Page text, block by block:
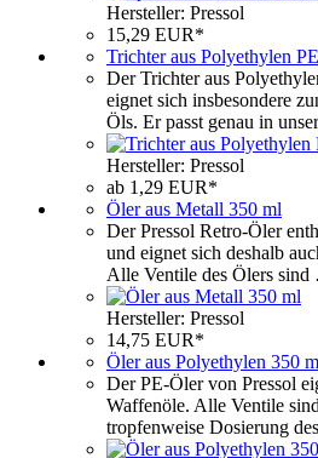
Hersteller: Pressol
15,29 EUR*
Trichter aus Polyethylen PE
Der Trichter aus
eignet sich insbesondere
Öls. Er passt genau in
Hersteller: Pressol
ab 1,29 EUR*
Öler aus Metall 350 ml
Der Pressol Retro-Öler
und eignet sich deshalb
Alle Ventile des Ölers
Hersteller: Pressol
14,75 EUR*
Öler aus Polyethylen 350
Der PE-Öler von Pressol
Waffenöle. Alle Ventile
tropfenweise Dosierung